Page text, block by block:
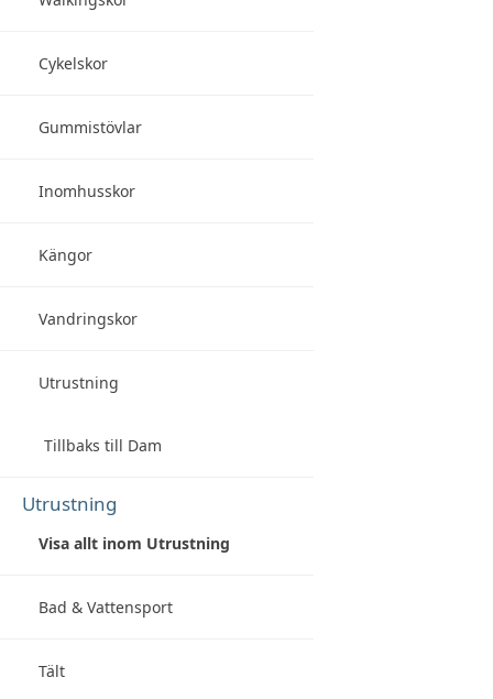
Cykelskor
Gummistövlar
Inomhusskor
Kängor
Vandringskor
Utrustning
Tillbaks till Dam
Utrustning
Visa allt inom Utrustning
Bad & Vattensport
Tält